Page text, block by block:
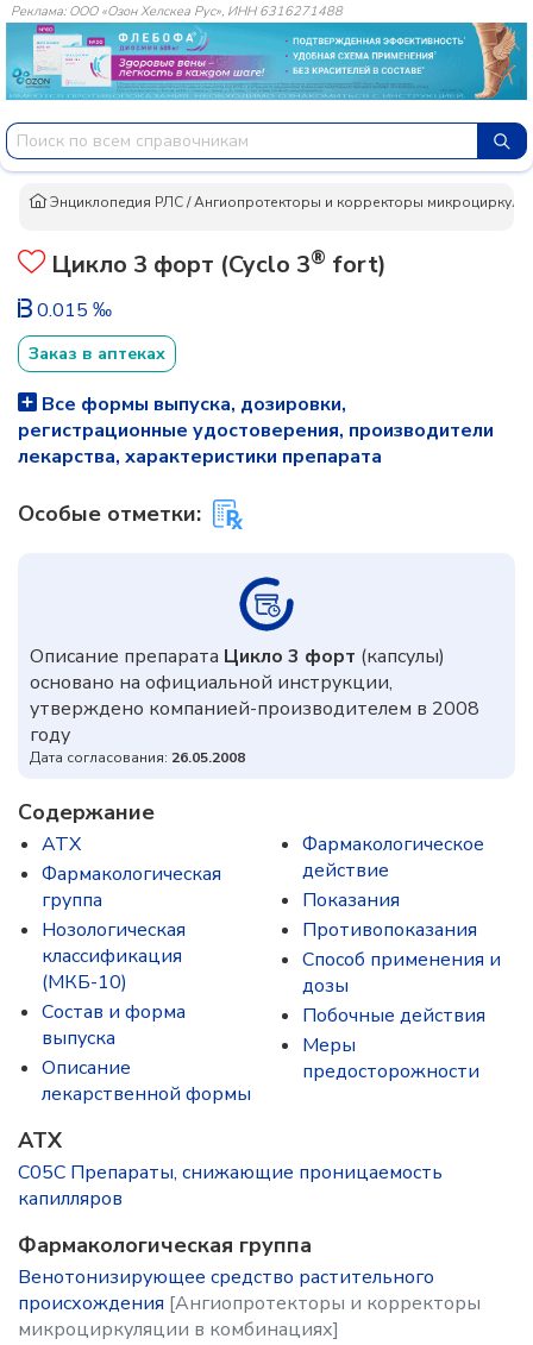
Реклама: ООО «Озон Хелскеа Рус», ИНН 6316271488
Энциклопедия РЛС/Ангиопротекторы и корректоры
Цикло 3 форт (Cyclo 3® fort)
0.015 ‰
Заказ в аптеках
Все формы выпуска, дозировки,
регистрационные удостоверения, производители
лекарства, характеристики препарата
Особые отметки:
Описание препарата Цикло 3 форт (капсулы)
основано на официальной инструкции,
утверждено компанией-производителем в 2008
году
Дата согласования: 26.05.2008
Содержание
ATX
Фармакологическая
группа
Нозологическая
классификация
(МКБ-10)
Состав и форма
выпускa
Описание
лекарственной формы
Фармакологическое
действие
Показания
Противопоказания
Способ применения и
дозы
Побочные действия
Меры
предосторожности
ATX
C05C Препараты, снижающие проницаемость
капилляров
Фармакологическая группа
Венотонизирующее средство растительного
происхождения [Ангиопротекторы и корректоры
микроциркуляции в комбинациях]